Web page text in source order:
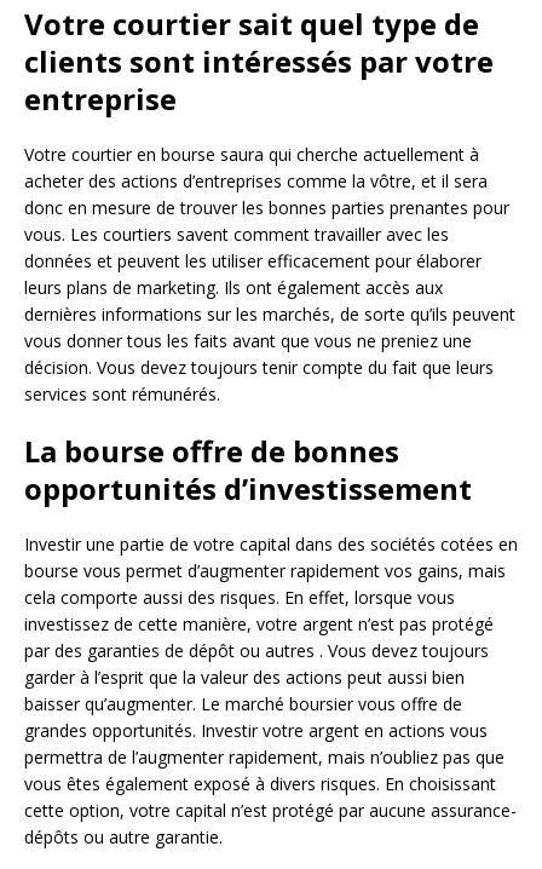
Votre courtier sait quel type de
clients sont intéressés par votre
entreprise
Votre courtier en bourse saura qui cherche actuellement à
acheter des actions d’entreprises comme la vôtre, et il sera
donc en mesure de trouver les bonnes parties prenantes pour
vous. Les courtiers savent comment travailler avec les
données et peuvent les utiliser efficacement pour élaborer
leurs plans de marketing. Ils ont également accès aux
dernières informations sur les marchés, de sorte qu’ils peuvent
vous donner tous les faits avant que vous ne preniez une
décision. Vous devez toujours tenir compte du fait que leurs
services sont rémunérés.
La bourse offre de bonnes
opportunités d’investissement
Investir une partie de votre capital dans des sociétés cotées en
bourse vous permet d’augmenter rapidement vos gains, mais
cela comporte aussi des risques. En effet, lorsque vous
investissez de cette manière, votre argent n’est pas protégé
par des garanties de dépôt ou autres . Vous devez toujours
garder à l’esprit que la valeur des actions peut aussi bien
baisser qu’augmenter. Le marché boursier vous offre de
grandes opportunités. Investir votre argent en actions vous
permettra de l’augmenter rapidement, mais n’oubliez pas que
vous êtes également exposé à divers risques. En choisissant
cette option, votre capital n’est protégé par aucune assurance-
dépôts ou autre garantie.